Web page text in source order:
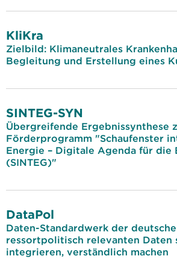
KliKra
Zielbild: Klimaneutrales
Begleitung und Erstellung eines
SINTEG-SYN
Übergreifende Ergebnissynthese
Förderprogramm "Schaufenster
Energie – Digitale Agenda für die
(SINTEG)"
DataPol
Daten-Standardwerk der
ressortpolitisch relevanten Daten
integrieren, verständlich machen